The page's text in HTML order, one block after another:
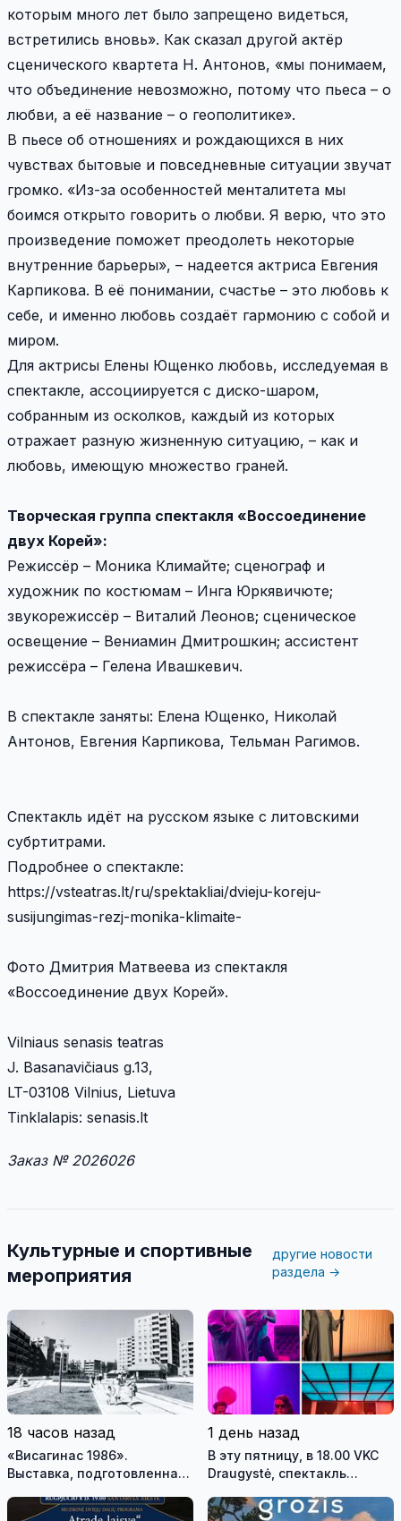
которым много лет было запрещено видеться,
встретились вновь». Как сказал другой актёр
сценического квартета Н. Антонов, «мы понимаем,
что объединение невозможно, потому что пьеса – о
любви, а её название – о геополитике».
В пьесе об отношениях и рождающихся в них
чувствах бытовые и повседневные ситуации звучат
громко. «Из-за особенностей менталитета мы
боимся открыто говорить о любви. Я верю, что это
произведение поможет преодолеть некоторые
внутренние барьеры», – надеется актриса Евгения
Карпикова. В её понимании, счастье – это любовь к
себе, и именно любовь создаёт гармонию с собой и
миром.
Для актрисы Елены Ющенко любовь, исследуемая в
спектакле, ассоциируется с диско-шаром,
собранным из осколков, каждый из которых
отражает разную жизненную ситуацию, – как и
любовь, имеющую множество граней.
Творческая группа спектакля «Воссоединение
двух Корей»:
Режиссёр – Моника Климайте; сценограф и
художник по костюмам – Инга Юркявичюте;
звукорежиссёр – Виталий Леонов; сценическое
освещение – Вениамин Дмитрошкин; ассистент
режиссёра – Гелена Ивашкевич.
В спектакле заняты: Елена Ющенко, Николай
Антонов, Евгения Карпикова, Тельман Рагимов.
Спектакль идёт на русском языке с литовскими
субртитрами.
Подробнее о спектакле:
https://vsteatras.lt/ru/spektakliai/dvieju-koreju-
susijungimas-rezj-monika-klimaite-
Фото Дмитрия Матвеева из спектакля
«Воссоединение двух Корей».
Vilniaus senasis teatras
J. Basanavičiaus g.13,
LT-03108 Vilnius, Lietuva
Tinklalapis: senasis.lt
Заказ № 2026026
Культурные и спортивные
мероприятия
другие новости
раздела →
18 часов назад
«Висагинас 1986».
Выставка, подготовленная
возвращает посетителей
1 день назад
В эту пятницу, в 18.00 VKC
Draugystė, спектакль
театра - Михаил Дурненков